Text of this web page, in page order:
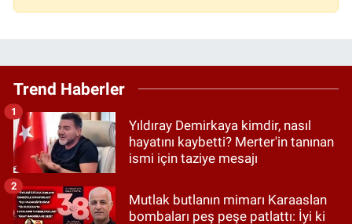
Trend Haberler
Yıldıray Demirkaya kimdir, nasıl
hayatını kaybetti? Merter'in tanınan
ismi için taziye mesajı
1
Mutlak butlanın mimarı Karaaslan
bombaları peş peşe patlattı: İyi ki
2